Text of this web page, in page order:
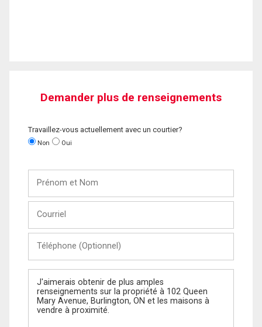
Demander plus de renseignements
Travaillez-vous actuellement avec un courtier?
Non Oui
Nom
(Optionnel)
Message